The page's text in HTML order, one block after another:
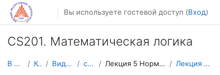
Перейти к основному содержанию
Вы используете гостевой доступ (Вход)
CS201. Математическая логика
В начало Курсы Видеолекции cs201_vl Лекция 5 Нормальные формы в ИС Лекция 5 часть 1_2016